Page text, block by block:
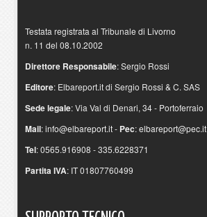
Testata registrata al Tribunale di Livorno
n. 11 del 08.10.2002
Direttore Responsabile: Sergio Rossi
Editore: Elbareport.it di Sergio Rossi & C. SAS
Sede legale: Via Val di Denari, 34 - Portoferraio
Mail:info@elbareport.it- Pec:elbareport@pec.it
Tel: 0565.916908 - 335.6228371
Partita IVA: IT 01807760499